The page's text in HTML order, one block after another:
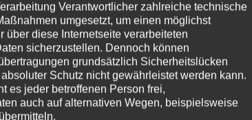
Verantwortlicher zahlreiche technische
umgesetzt, um einen möglichst
über diese Internetseite verarbeiteten
sicherzustellen. Dennoch können
grundsätzlich Sicherheitslücken
Schutz nicht gewährleistet werden kann.
es jeder betroffenen Person frei,
auch auf alternativen Wegen, beispielsweise